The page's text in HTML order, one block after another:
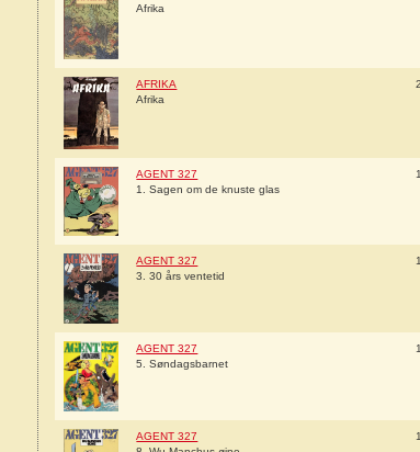
Afrika
AFRIKA
Afrika
AGENT 327
1. Sagen om de knuste glas
AGENT 327
3. 30 års ventetid
AGENT 327
5. Søndagsbarnet
AGENT 327